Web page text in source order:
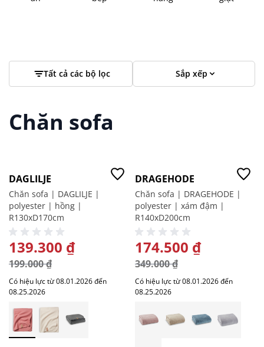
Tất cả các bộ lọc Sắp xếp
Chăn sofa
DAGLILJE
Chăn sofa | DAGLILJE |
polyester | hồng |
R130xD170cm
GIÁ ĐẶC BIỆT
139.300 ₫
199.000 ₫
Có hiệu lực từ 08.01.2026 đến
08.25.2026
DRAGEHODE
Chăn sofa | DRAGEHODE |
polyester | xám đậm |
R140xD200cm
GIÁ ĐẶC BIỆT
174.500 ₫
349.000 ₫
Có hiệu lực từ 08.01.2026 đến
08.25.2026